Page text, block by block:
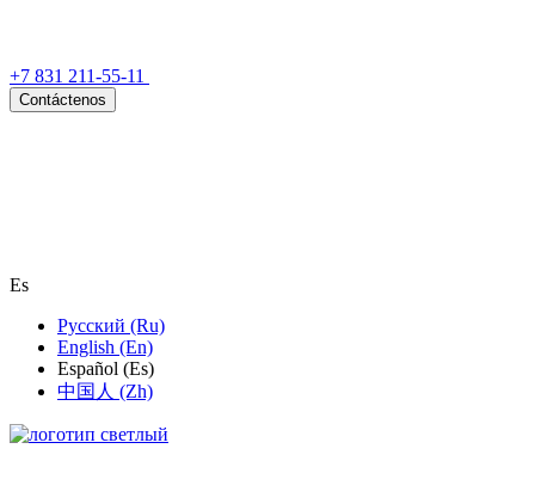
+7 831 211-55-11
Contáctenos
Es
Русский (Ru)
English (En)
Español (Es)
中国人 (Zh)